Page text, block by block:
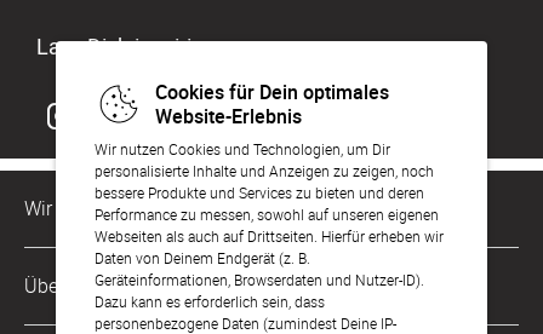
Cookies für Dein optimales
Website-Erlebnis
Wir nutzen Cookies und Technologien, um Dir
personalisierte Inhalte und Anzeigen zu zeigen, noch
bessere Produkte und Services zu bieten und deren
Performance zu messen, sowohl auf unseren eigenen
Webseiten als auch auf Drittseiten. Hierfür erheben wir
Daten von Deinem Endgerät (z. B.
Geräteinformationen, Browserdaten und Nutzer-ID).
Dazu kann es erforderlich sein, dass
personenbezogene Daten (zumindest Deine IP-
Lass Dich inspirieren
Wir sind für Dich da
Kundenservice-Hotline
0049 221 956 725 10
Mo. - Fr. von 9 bis 17 Uhr
Über Uns